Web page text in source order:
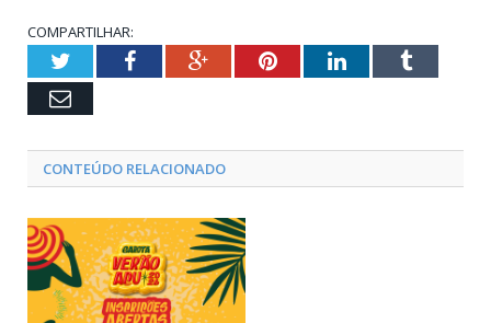
COMPARTILHAR:
TwitterFacebookGoogle+PinterestLinkedInTumblr
Email
CONTEÚDO RELACIONADO